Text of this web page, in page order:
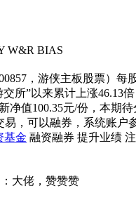
W&R BIAS
，游侠主板股票）每股
所”以来累计上涨46.13倍
净值100.35元/份，本期待
易 ， 可以融券 ，系统账户
基金 融资融券 提升业绩
大佬，赞赞赞